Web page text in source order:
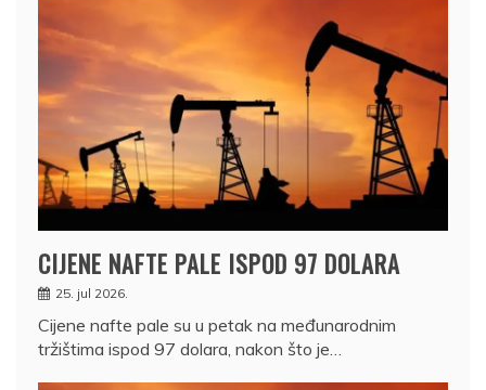
CIJENE NAFTE PALE ISPOD 97 DOLARA
25. jul 2026.
Cijene nafte pale su u petak na međunarodnim
tržištima ispod 97 dolara, nakon što je…